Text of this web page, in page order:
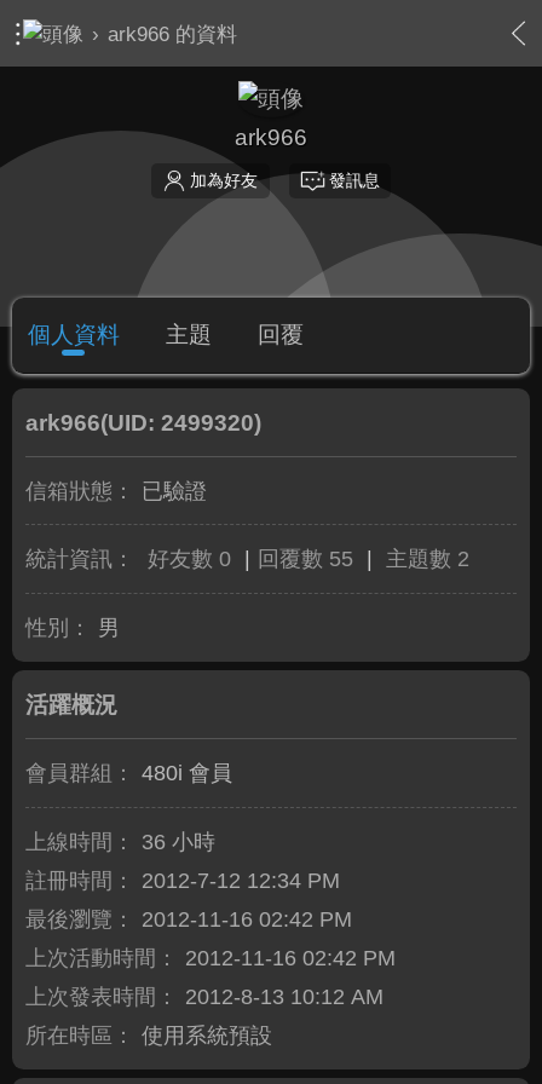
› ark966 的資料
ark966
加為好友 發訊息
個人資料 主題 回覆
ark966(UID: 2499320)
信箱狀態： 已驗證
統計資訊： 好友數 0 回覆數 55 主題數 2
性別： 男
活躍概況
會員群組： 480i 會員
上線時間：
36 小時
註冊時間：
2012-7-12 12:34 PM
最後瀏覽：
2012-11-16 02:42 PM
上次活動時間：
2012-11-16 02:42 PM
上次發表時間：
2012-8-13 10:12 AM
所在時區：
使用系統預設